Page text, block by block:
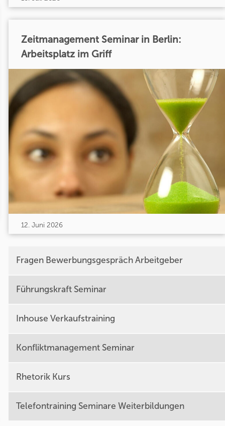
Zeitmanagement Seminar in Berlin:
Arbeitsplatz im Griff
12. Juni 2026
Fragen Bewerbungsgespräch Arbeitgeber
Führungskraft Seminar
Inhouse Verkaufstraining
Konfliktmanagement Seminar
Rhetorik Kurs
Telefontraining Seminare Weiterbildungen